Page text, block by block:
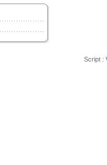
Script :